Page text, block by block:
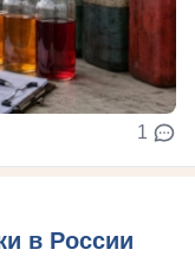
1
в России